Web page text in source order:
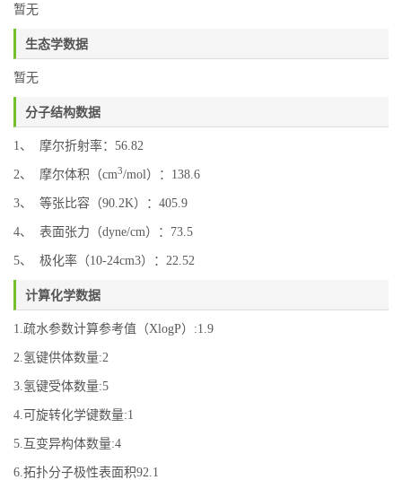
暂无
生态学数据
暂无
分子结构数据
1、 摩尔折射率：56.82
2、 摩尔体积（cm3/mol）：138.6
3、 等张比容（90.2K）：405.9
4、 表面张力（dyne/cm）：73.5
5、 极化率（10-24cm3）：22.52
计算化学数据
1.疏水参数计算参考值（XlogP）:1.9
2.氢键供体数量:2
3.氢键受体数量:5
4.可旋转化学键数量:1
5.互变异构体数量:4
6.拓扑分子极性表面积92.1